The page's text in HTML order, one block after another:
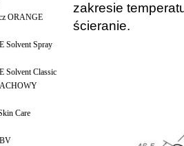
ORANGE
Solvent Spray
Solvent Classic
Care
zakresie
ścieranie.